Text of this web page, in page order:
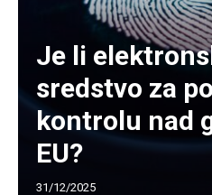
Je li
sredstvo za
kontrolu nad
EU?
31/12/2025